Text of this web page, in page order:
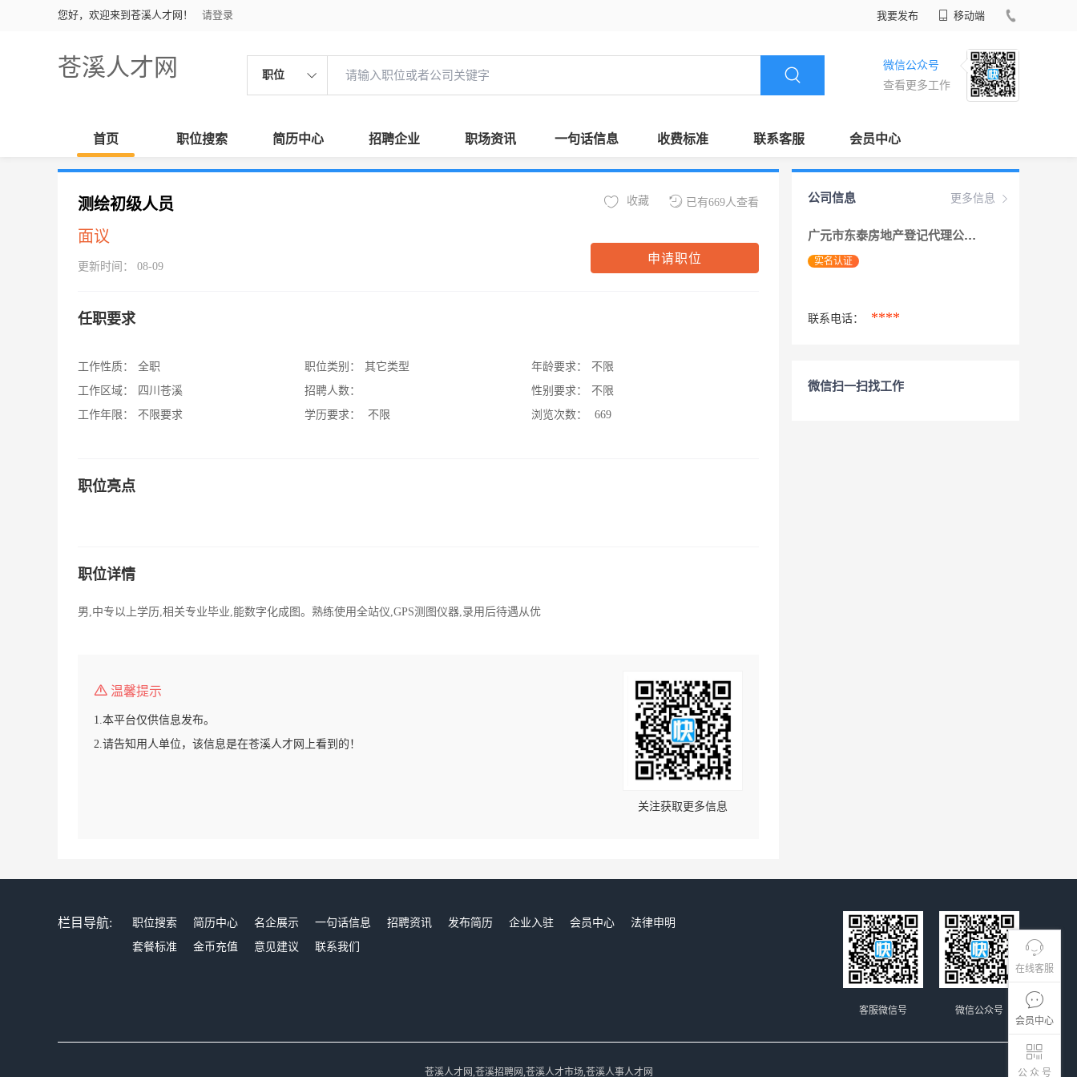
您好，欢迎来到苍溪人才网！ 请登录 我要发布 移动端
苍溪人才网 职位
微信公众号
查看更多工作
首页 职位搜索 简历中心 招聘企业 职场资讯 一句话信息 收费标准 联系客服 会员中心
在线客服
会员中心
公 众 号
测绘初级人员
面议
更新时间： 08-09
已有669人查看
收藏
申请职位
任职要求
工作性质：
全职
工作区域：
四川苍溪
工作年限：
不限要求
职位类别：
其它类型
招聘人数：
学历要求：
不限
年龄要求：
不限
性别要求：
不限
浏览次数：
669
职位亮点
职位详情
男,中专以上学历,相关专业毕业,能数字化成图。熟练使用全站仪,GPS测图仪器,录用后待遇从优
温馨提示
1.本平台仅供信息发布。
2.请告知用人单位，该信息是在苍溪人才网上看到的！
关注获取更多信息
更多信息
公司信息
广元市东泰房地产登记代理公司
实名认证
联系电话： ****
微信扫一扫找工作
栏目导航: 职位搜索 简历中心 名企展示 一句话信息 招聘资讯 发布简历 企业入驻 会员中心
法律申明
套餐标准
金币充值 意见建议 联系我们
微信公众号
客服微信号
苍溪人才网,苍溪招聘网,苍溪人才市场,苍溪人事人才网